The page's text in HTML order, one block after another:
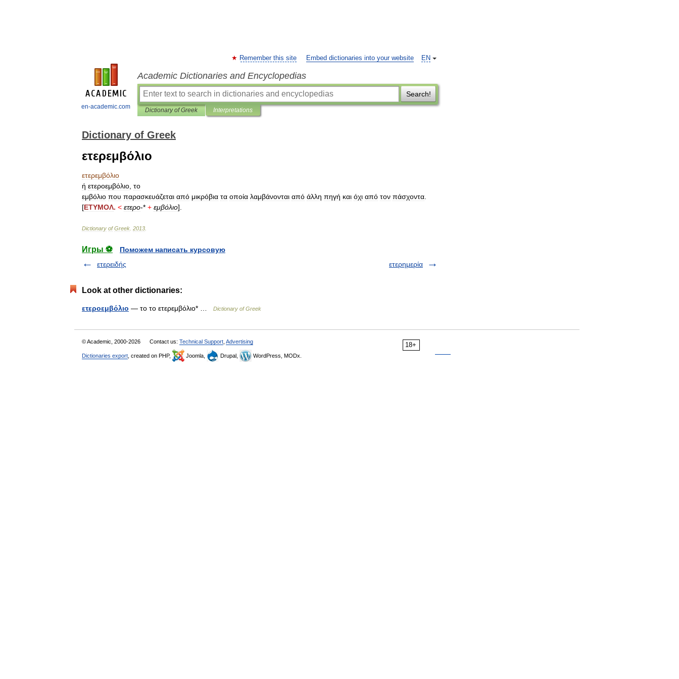
en-academic.com
EN
Remember this site Embed dictionaries into your website
Academic Dictionaries and Encyclopedias
Search!
Dictionary of Greek Interpretations
Dictionary of Greek
ετερεμβόλιο
ετερεμβόλιο
ή ετεροεμβόλιο το
εμβόλιο που παρασκευάζεται από μικρόβια τα οποία λαμβάνονται από άλλη πηγή και όχι από τον πάσχοντα
[ΕΤΥΜΟΛ. < ετερο-* + εμβόλιο].
Dictionary of Greek 2013
Игры ⚽
Поможем написать курсовую
ετερειδής
ετερημερία
Look at other dictionaries:
ετεροεμβόλιο — το το ετερεμβόλιο* … Dictionary of Greek
18+
© Academic, 2000-2026 Contact us: Technical Support Advertising
Dictionaries export , created on PHP, Joomla, Drupal, WordPress, MODx.